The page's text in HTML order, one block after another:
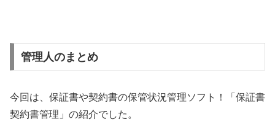
管理人のまとめ
今回は、保証書や契約書の保管状況管理ソフト！「保証書
契約書管理」の紹介でした。